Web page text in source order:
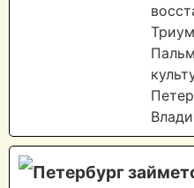
Петербург